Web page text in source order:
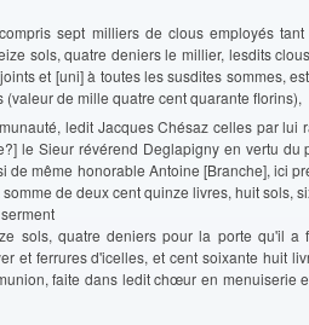
sept milliers de clous employés
sols, quatre deniers le millier, lesdits
et [uni] à toutes les susdites sommes,
de mille quatre cent quarante florins),
ledit Jacques Chésaz celles par lui
le Sieur révérend Deglapigny en vertu du
de même honorable Antoine [Branche], ici
de deux cent quinze livres, huit sols,
sols, quatre deniers pour la porte qu'il a
et ferrures d'icelles, et cent soixante huit
faite dans ledit chœur en menuiserie